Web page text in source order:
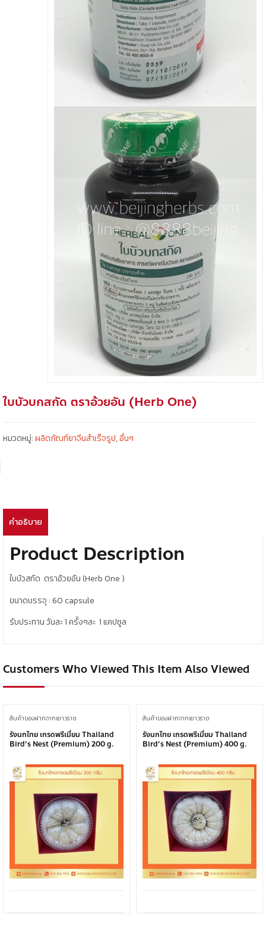
ใบบัวบกสกัด ตราอ้วยอัน (Herb One)
หมวดหมู่:ผลิตภัณฑ์ยาจีนสำเร็จรูป,อื่นๆ
คำอธิบาย
Product Description
ใบบัวสกัด ตราอ้วยอัน (Herb 0ne )
ขนาดบรรจุ : 60 capsule
รับประทาน วันละ 1 ครั้งๆละ 1 แคปซูล
Customers Who Viewed This Item Also Viewed
สินค้าของฝากจากเยาวราช
รังนกไทย เกรดพรีเมี่ยม Thailand
Bird’s Nest (Premium) 200 g.
สินค้าของฝากจากเยาวราช
รังนกไทย เกรดพรีเมี่ยม Thailand
Bird’s Nest (Premium) 400 g.